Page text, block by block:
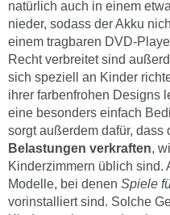
natürlich auch in einem
nieder, sodass der Akku
einem tragbaren DVD-
Recht verbreitet sind
sich speziell an Kinder
ihrer farbenfrohen Designs
eine besonders einfach
sorgt außerdem dafür, dass
Belastungen verkraften,
Kinderzimmern üblich sind.
Modelle, bei denen Spiele
vorinstalliert sind. Solche